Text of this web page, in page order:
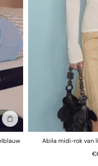
In winkelmand
Abila midi-rok van